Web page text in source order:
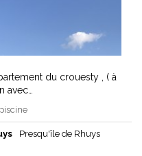
du crouesty , ( à
Presqu'île de Rhuys